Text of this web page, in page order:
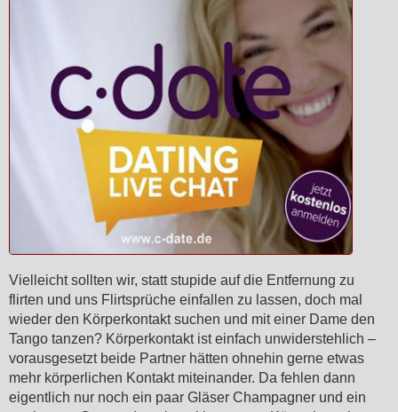
Vielleicht sollten wir, statt stupide auf die Entfernung zu
flirten und uns Flirtsprüche einfallen zu lassen, doch mal
wieder den Körperkontakt suchen und mit einer Dame den
Tango tanzen? Körperkontakt ist einfach unwiderstehlich –
vorausgesetzt beide Partner hätten ohnehin gerne etwas
mehr körperlichen Kontakt miteinander. Da fehlen dann
eigentlich nur noch ein paar Gläser Champagner und ein